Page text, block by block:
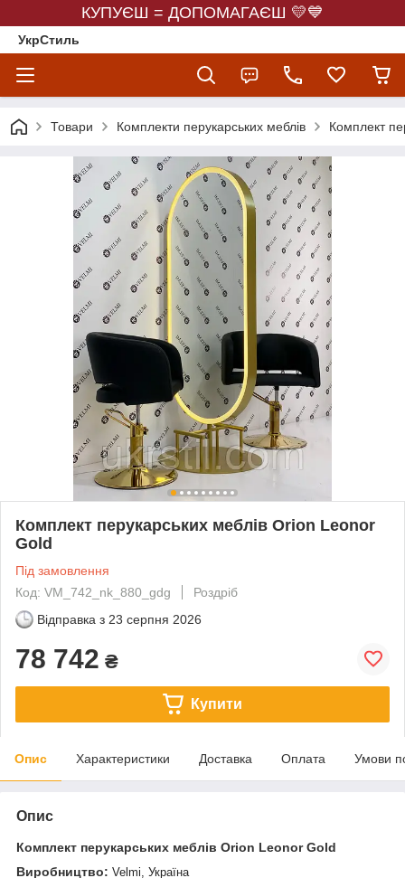
КУПУЄШ = ДОПОМАГАЄШ 💛💙
УкрСтиль
Товари Комплекти перукарських меблів Комплект
Комплект перукарських меблів Orion Leonor
Gold
Під замовлення
Код: VM_742_nk_880_gdg
Роздріб
Відправка з 23 серпня 2026
78 742 ₴
Купити
Опис Характеристики Доставка Оплата Умови
Опис
Комплект перукарських меблів Orion Leonor Gold
Виробництво: Velmi, Україна